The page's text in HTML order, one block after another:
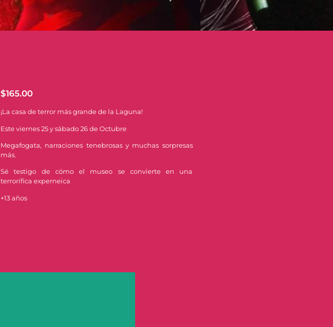
$165.00
¡La casa de terror más grande de la Laguna!
Este viernes 25 y sábado 26 de Octubre
Megafogata, narraciones tenebrosas y muchas sorpresas
más.
Sé testigo de cómo el museo se convierte en una
terrorífica experneica
+13 años